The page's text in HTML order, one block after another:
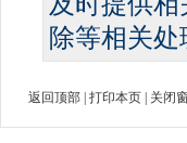
除等相关处
返回顶部 打印本页 关闭